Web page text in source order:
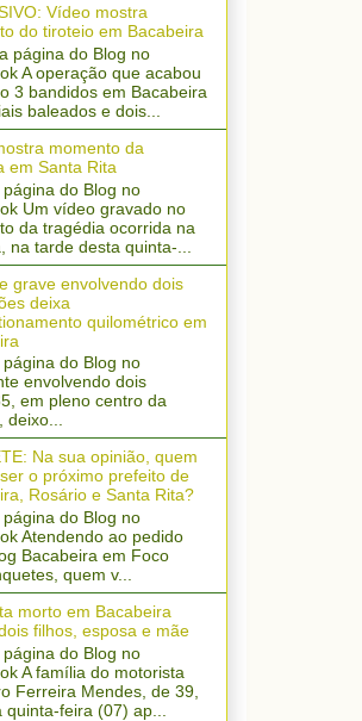
Vídeo mostra
do tiroteio em Bacabeira
página do Blog no
A operação que acabou
3 bandidos em Bacabeira
baleados e dois...
momento da
em Santa Rita
do Blog no
Um vídeo gravado no
da tragédia ocorrida na
na tarde desta quinta-...
grave envolvendo dois
deixa
quilométrico em
do Blog no
envolvendo dois
em pleno centro da
deixo...
Na sua opinião, quem
o próximo prefeito de
Rosário e Santa Rita?
do Blog no
Atendendo ao pedido
Bacabeira em Foco
quem v...
morto em Bacabeira
filhos, esposa e mãe
do Blog no
A família do motorista
Ferreira Mendes, de 39,
feira (07) ap...